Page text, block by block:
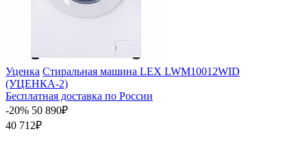
Уценка Стиральная машина LEX LWM10012WID
(УЦЕНКА-2)
Бесплатная доставка по России
-20% 50 890₽
40 712₽